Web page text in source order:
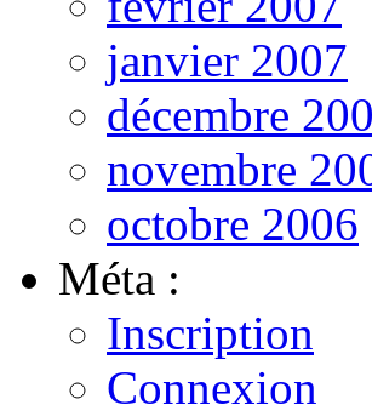
janvier 2007
décembre
novembre
octobre 2006
Méta :
Inscription
Connexion